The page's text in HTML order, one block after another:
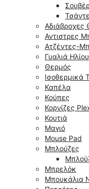
Αδιάβροχες
Αντιστρες
Ατζέντες-
Γυαλιά Ηλίου
Θερμός
Ισοθερμικά
Καπέλα
Κούπες
Κορνίζες
Κουτιά
Μαγιό
Mouse Pad
Μπλούζες
Μπρελόκ
Μπουκάλια